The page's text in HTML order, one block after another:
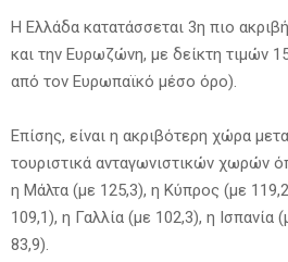
Η Ελλάδα κατατάσσεται 3η πιο
και την Ευρωζώνη, με δείκτη τιμών
από τον Ευρωπαϊκό μέσο όρο).
Επίσης, είναι η ακριβότερη χώρα
τουριστικά ανταγωνιστικών χωρών
η Μάλτα (με 125,3), η Κύπρος (με
109,1), η Γαλλία (με 102,3), η Ισπανία
83,9).